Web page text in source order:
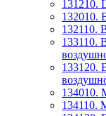
131210.
132010.
132110.
133110.
133120.
134010.
134110.